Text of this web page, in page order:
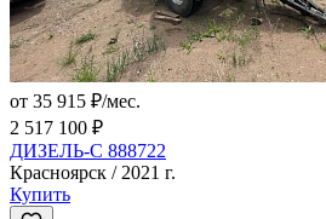
от 35 915 ₽/мес.
2 517 100 ₽
ДИЗЕЛЬ-С 888722
Красноярск / 2021 г.
Купить